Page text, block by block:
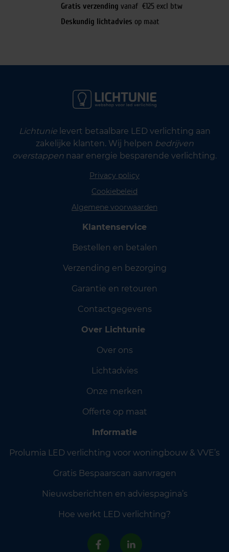
Gratis verzending vanaf €125 excl btw
Deskundig lichtadvies op maat
Lichtunielevert betaalbare LED verlichting aan
zakelijke klanten. Wij helpen bedrijven
overstappen naar energie besparende verlichting.
Privacy policy
Cookiebeleid
Algemene voorwaarden
Klantenservice
Bestellen en betalen
Verzending en bezorging
Garantie en retouren
Contactgegevens
Over Lichtunie
Over ons
Lichtadvies
Onze merken
Offerte op maat
Informatie
Prolumia LED verlichting voor woningbouw & VVE’s
Gratis Bespaarscan aanvragen
Nieuwsberichten en adviespagina’s
Hoe werkt LED verlichting?